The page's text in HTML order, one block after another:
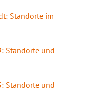
Standorte im
Standorte und
Standorte und